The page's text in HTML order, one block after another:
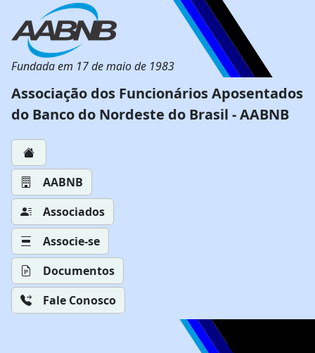
Fundada em 17 de maio de 1983
Associação dos Funcionários Aposentados
do Banco do Nordeste do Brasil - AABNB
AABNB
Associados
Associe-se
Documentos
Fale Conosco